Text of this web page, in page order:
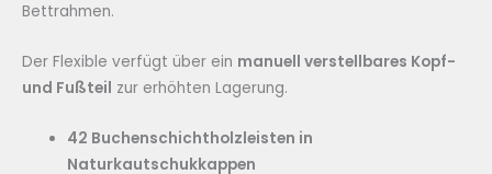
Bettrahmen.
Der Flexible verfügt über ein manuell verstellbares Kopf-
und Fußteil zur erhöhten Lagerung.
42 Buchenschichtholzleisten in
Naturkautschukkappen